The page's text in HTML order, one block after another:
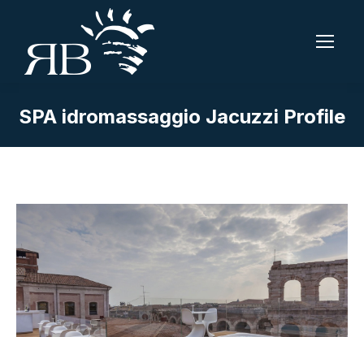
SPA idromassaggio Jacuzzi Profile